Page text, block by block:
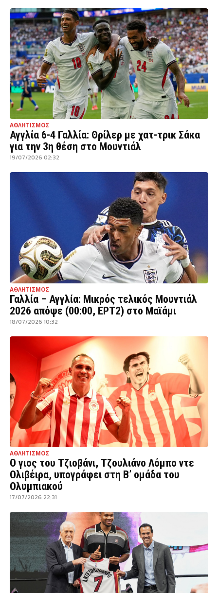
ΑΘΛΗΤΙΣΜΟΣ
Αγγλία 6-4 Γαλλία: Θρίλερ με χατ-τρικ Σάκα
για την 3η θέση στο Μουντιάλ
19/07/2026 02:32
ΑΘΛΗΤΙΣΜΟΣ
Γαλλία – Αγγλία: Μικρός τελικός Μουντιάλ
2026 απόψε (00:00, ΕΡΤ2) στο Μαϊάμι
18/07/2026 10:32
ΑΘΛΗΤΙΣΜΟΣ
Ο γιος του Τζιοβάνι, Τζουλιάνο Λόμπο ντε
Ολιβέιρα, υπογράφει στη Β’ ομάδα του
Ολυμπιακού
17/07/2026 22:31